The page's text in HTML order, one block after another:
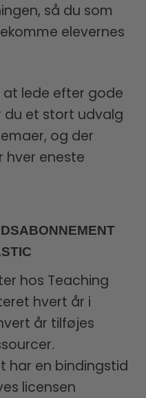
så du som
elevernes
lede efter gode
du et stort udvalg
og der
hver eneste
hos Teaching
hvert år i
år tilføjes
har en bindingstid
licensen